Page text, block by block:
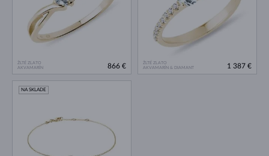
ŽLTÉ ZLATO
AKVAMARÍN
866 €
ŽLTÉ ZLATO
AKVAMARÍN & DIAMANT
1 387 €
NA SKLADE